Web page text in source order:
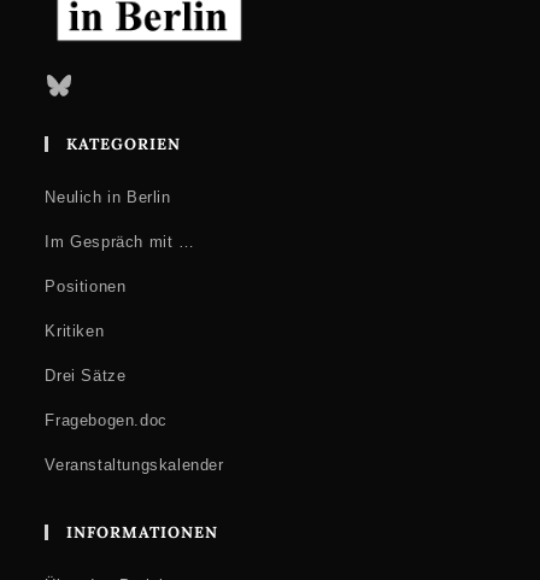
Bluesky
KATEGORIEN
Neulich in Berlin
Im Gespräch mit …
Positionen
Kritiken
Drei Sätze
Fragebogen.doc
Veranstaltungskalender
INFORMATIONEN